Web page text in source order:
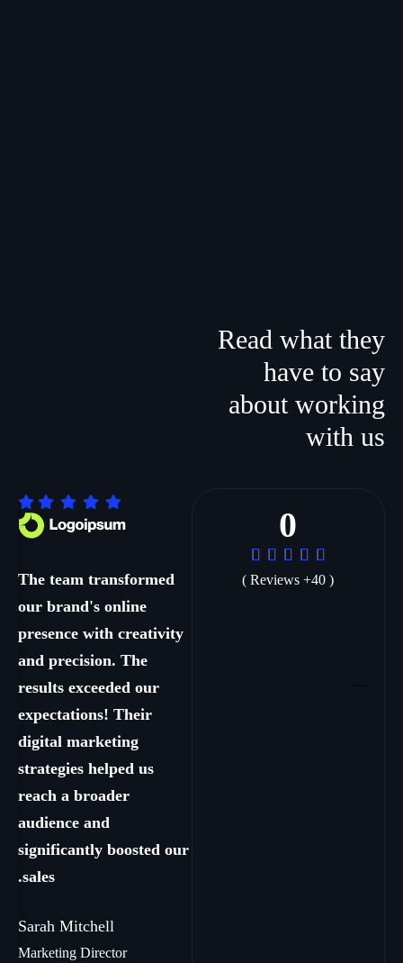
Read what they
have to say
aboutworking
with us
0
The team transformed
our brand's online
presence with creativity
and precision. The
results exceeded our
expectations! Their
digital marketing
strategies helped us
reach a broader
audience and
significantly boosted our
sales.
Sarah Mitchell
Marketing Director
our